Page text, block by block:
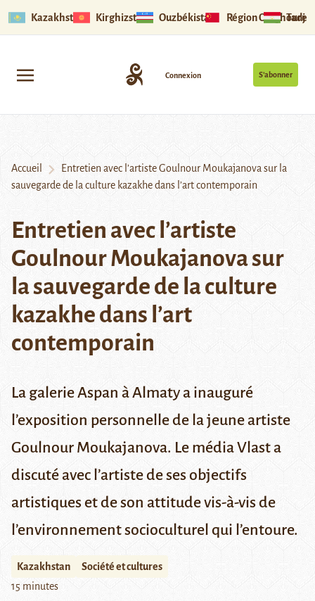
Kazakhstan Kirghizstan Ouzbékistan Région Ouïghoure
S’abonner
Connexion
Accueil
Entretien avec l’artiste Goulnour Moukajanova sur la
sauvegarde de la culture kazakhe dans l’art contemporain
Entretien avec l’artiste
Goulnour Moukajanova sur
la sauvegarde de la culture
kazakhe dans l’art
contemporain
La galerie Aspan à Almaty a inauguré
l’exposition personnelle de la jeune artiste
Goulnour Moukajanova. Le média Vlast a
discuté avec l’artiste de ses objectifs
artistiques et de son attitude vis-à-vis de
l’environnement socioculturel qui l’entoure.
Kazakhstan
Société et cultures
15 minutes